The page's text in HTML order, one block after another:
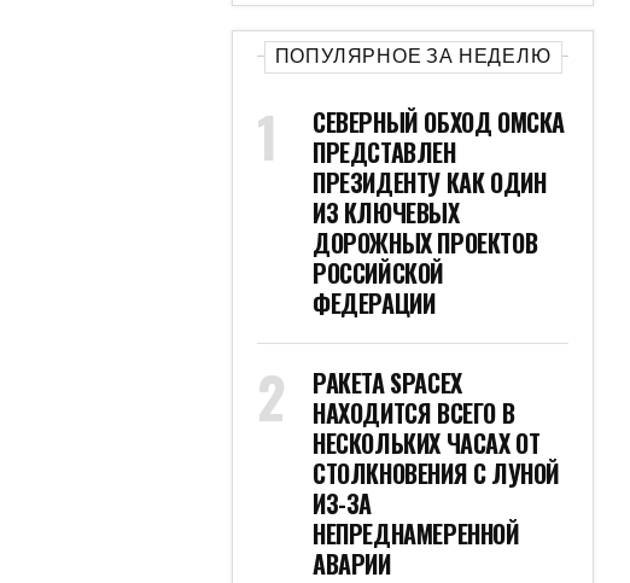
ПОПУЛЯРНОЕ ЗА НЕДЕЛЮ
СЕВЕРНЫЙ ОБХОД ОМСКА
ПРЕДСТАВЛЕН
ПРЕЗИДЕНТУ КАК ОДИН
ИЗ КЛЮЧЕВЫХ
ДОРОЖНЫХ ПРОЕКТОВ
РОССИЙСКОЙ
ФЕДЕРАЦИИ
РАКЕТА SPACEX
НАХОДИТСЯ ВСЕГО В
НЕСКОЛЬКИХ ЧАСАХ ОТ
СТОЛКНОВЕНИЯ С ЛУНОЙ
ИЗ-ЗА
НЕПРЕДНАМЕРЕННОЙ
АВАРИИ